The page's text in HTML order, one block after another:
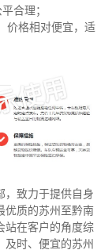
合理；
价格相对便宜，适
，致力于提供自身
优质的苏州至黔南
站在客户的角度综
时、便宜的苏州